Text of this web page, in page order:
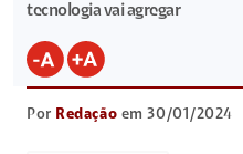
tecnologia vai agregar
Por Redação em 30/01/2024